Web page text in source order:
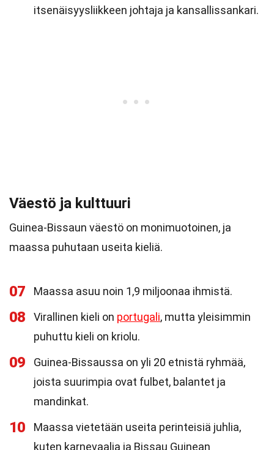
itsenäisyysliikkeen johtaja ja kansallissankari.
Väestö ja kulttuuri
Guinea-Bissaun väestö on monimuotoinen, ja
maassa puhutaan useita kieliä.
07 Maassa asuu noin 1,9 miljoonaa ihmistä.
08 Virallinen kieli on portugali, mutta yleisimmin
puhuttu kieli on kriolu.
09
Guinea-Bissaussa on yli 20 etnistä ryhmää,
joista suurimpia ovat fulbet, balantet ja
mandinkat.
10
Maassa vietetään useita perinteisiä juhlia,
kuten karnevaalia ja Bissau Guinean